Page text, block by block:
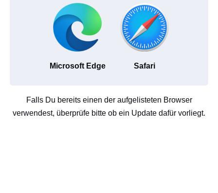
Microsoft Edge Safari
Falls Du bereits einen der aufgelisteten Browser
verwendest, überprüfe bitte ob ein Update dafür vorliegt.